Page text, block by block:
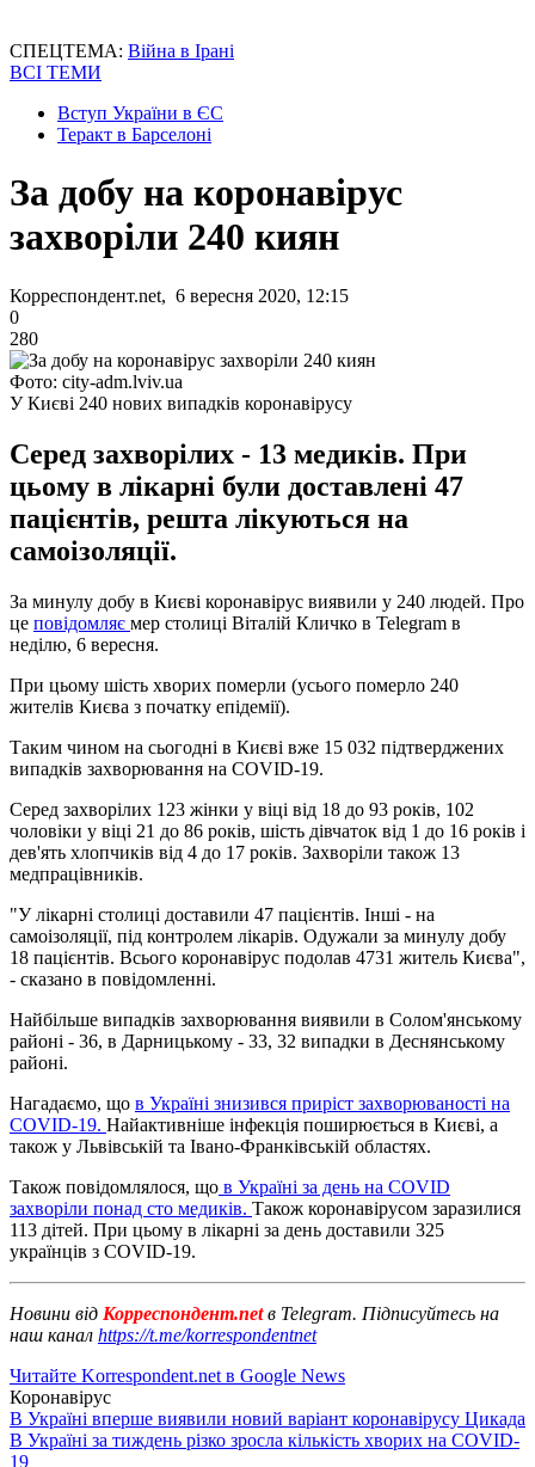
СПЕЦТЕМА: Війна в Ірані
ВСІ ТЕМИ
Вступ України в ЄС
Теракт в Барселоні
За добу на коронавірус
захворіли 240 киян
Корреспондент.net, 6 вересня 2020, 12:15
0
280
Фото: city-adm.lviv.ua
У Києві 240 нових випадків коронавірусу
Серед захворілих - 13 медиків. При
цьому в лікарні були доставлені 47
пацієнтів, решта лікуються на
самоізоляції.
За минулу добу в Києві коронавірус виявили у 240 людей. Про
це повідомляє мер столиці Віталій Кличко в Telegram в
неділю, 6 вересня.
При цьому шість хворих померли (усього померло 240
жителів Києва з початку епідемії).
Таким чином на сьогодні в Києві вже 15 032 підтверджених
випадків захворювання на COVID-19.
Серед захворілих 123 жінки у віці від 18 до 93 років, 102
чоловіки у віці 21 до 86 років, шість дівчаток від 1 до 16 років і
дев'ять хлопчиків від 4 до 17 років. Захворіли також 13
медпрацівників.
"У лікарні столиці доставили 47 пацієнтів. Інші - на
самоізоляції, під контролем лікарів. Одужали за минулу добу
18 пацієнтів. Всього коронавірус подолав 4731 житель Києва",
- сказано в повідомленні.
Найбільше випадків захворювання виявили в Солом'янському
районі - 36, в Дарницькому - 33, 32 випадки в Деснянському
районі.
Нагадаємо, що в Україні знизився приріст захворюваності на
COVID-19. Найактивніше інфекція поширюється в Києві, а
також у Львівській та Івано-Франківській областях.
Також повідомлялося, що в Україні за день на COVID
захворіли понад сто медиків. Також коронавірусом заразилися
113 дітей. При цьому в лікарні за день доставили 325
українців з COVID-19.
Новини від Корреспондент.netв Telegram. Підписуйтесь на
наш канал https://t.me/korrespondentnet
Читайте Korrespondent.net в Google News
Коронавірус
В Україні вперше виявили новий варіант коронавірусу Цикада
В Україні за тиждень різко зросла кількість хворих на COVID-
19